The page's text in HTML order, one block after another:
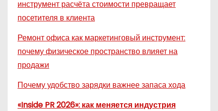
инструмент расчёта стоимости превращает
посетителя в клиента
Ремонт офиса как маркетинговый инструмент:
почему физическое пространство влияет на
продажи
Почему удобство зарядки важнее запаса хода
«Inside PR 2026»: как меняется индустрия